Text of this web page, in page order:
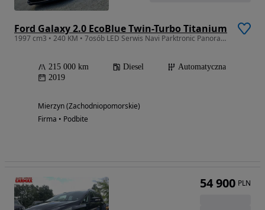
Ford Galaxy 2.0 EcoBlue Twin-Turbo Titanium
1997 cm3 • 240 KM • 7osób LED Serwis Navi Parktronic Panorama ACC Kamera Gwarancja
215 000 km Diesel
Automatyczna
2019
Mierzyn (Zachodniopomorskie)
Firma • Podbite
54 900 PLN